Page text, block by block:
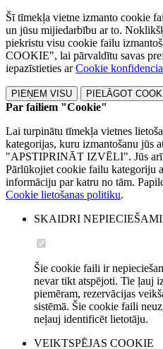
Šī tīmekļa vietne izmanto cookie
un jūsu mijiedarbību ar to.
piekristu visu cookie failu
COOKIE", lai pārvaldītu savas
iepazīstieties arCookie
PIEŅEM VISU PIELĀGOT
Par failiem "Cookie"
Lai turpinātu tīmekļa vietnes
kategorijas, kuru izmantošanu jūs
"APSTIPRINĀT IZVĒLI". Jūs
Pārlūkojiet cookie failu kategoriju
informāciju par katru no tām.
Cookie lietošanas politiku.
SKAIDRI
Šie cookie faili ir
nevar tikt atspējoti. Tie ļauj
piemēram, rezervācijas
sistēmā. Šie cookie faili
neļauj identificēt lietotāju.
VEIKTSPĒJAS COOKIE